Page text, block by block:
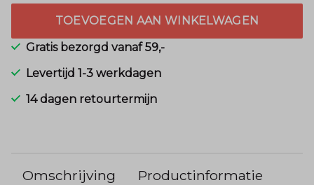
TOEVOEGEN AAN WINKELWAGEN
Gratis bezorgd vanaf 59,-
Levertijd 1-3 werkdagen
14 dagen retourtermijn
Omschrijving Productinformatie